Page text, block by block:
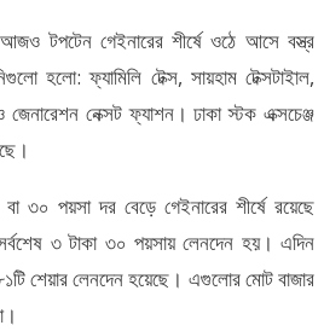
টপটেন গেইনারের শীর্ষে ওঠে আসে বস্ত্র
হলো: ফ্যামিলি টেক্স, সায়হাম টেক্সটাইাল,
নেক্সট ফ্যাশন। ঢাকা স্টক এক্সচেঞ্জ
পয়সা দর বেড়ে গেইনারের শীর্ষে রয়েছে
সর্বশেষ ৩ টাকা ৩০ পয়সায় লেনদেন হয়। এদিন
শেয়ার লেনদেন হয়েছে। এগুলোর মোট বাজার